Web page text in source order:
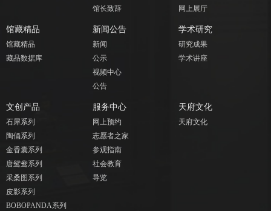
馆长致辞
网上展厅
馆藏精品
馆藏精品
藏品数据库
新闻公告
新闻
公示
视频中心
公告
学术研究
研究成果
学术讲座
文创产品
石犀系列
陶俑系列
金香囊系列
唐鸳鸯系列
采桑图系列
皮影系列
BOBOPANDA系列
服务中心
网上预约
志愿者之家
参观指南
社会教育
导览
天府文化
天府文化